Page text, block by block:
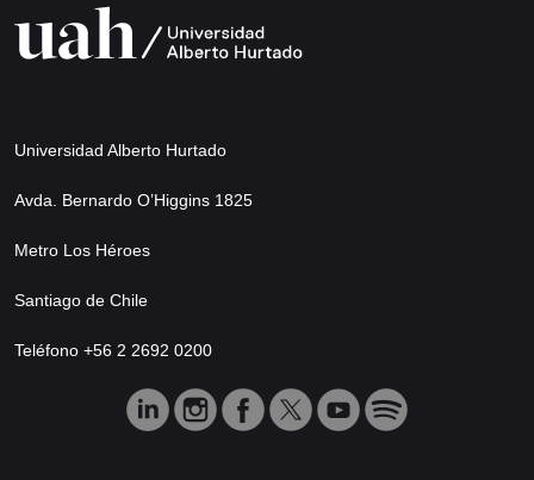
Universidad Alberto Hurtado
Avda. Bernardo O’Higgins 1825
Metro Los Héroes
Santiago de Chile
Teléfono +56 2 2692 0200